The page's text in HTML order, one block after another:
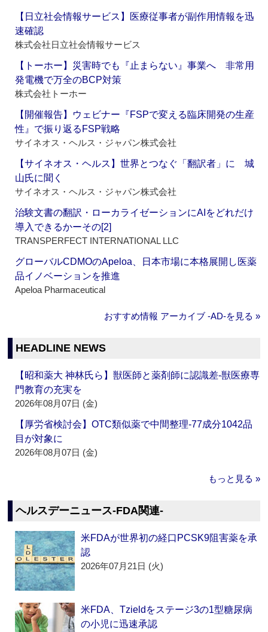
【日立社会情報サービス】医療従事者が副作用情報を迅
速確認
株式会社日立社会情報サービス
【トーホー】災害時でも『止まらない』事業へ 非常用
発電機で万全のBCP対策
株式会社トーホー
【開催報告】ウェビナー『FSPで変える臨床開発の生産
性』で振り返るFSP戦略
サイネオス・ヘルス・ジャパン株式会社
【サイネオス・ヘルス】世界とつなぐ「翻訳者」に 城
山氏に聞く
サイネオス・ヘルス・ジャパン株式会社
治験文書の翻訳・ローカライゼーションにAIをどれだけ
導入できるかーその[2]
TRANSPERFECT INTERNATIONAL LLC
グローバルCDMOのApeloa、日本市場に本格展開し医薬
品イノベーションを推進
Apeloa Pharmaceutical
おすすめ情報 アーカイブ ‐AD‐を見る »
HEADLINE NEWS
【昭和薬大 神林氏ら】獣医師と薬剤師に認識差‐獣医療専
門教育の充実を
2026年08月07日 (金)
【厚労省検討会】OTC類似薬で中間整理‐77成分1042品
目が対象に
2026年08月07日 (金)
もっと見る »
ヘルスデーニュース‐FDA関連‐
米FDAが世界初の経口PCSK9阻害薬を承
認
2026年07月21日 (火)
米FDA、Tzieldをステージ3の1型糖尿病
の小児に迅速承認